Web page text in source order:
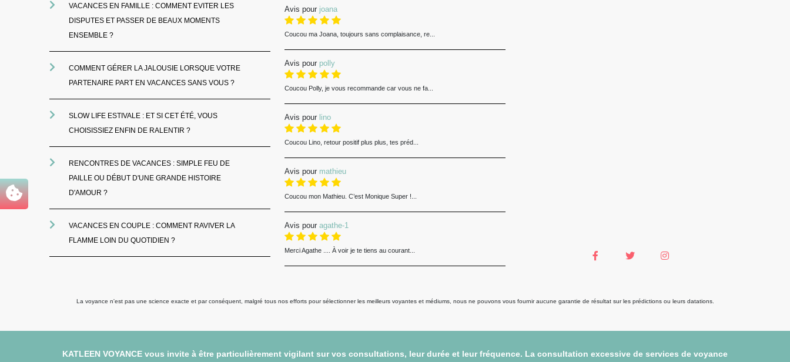
VACANCES EN FAMILLE : COMMENT EVITER LES
DISPUTES ET PASSER DE BEAUX MOMENTS
ENSEMBLE ?
COMMENT GÉRER LA JALOUSIE LORSQUE VOTRE
PARTENAIRE PART EN VACANCES SANS VOUS ?
SLOW LIFE ESTIVALE : ET SI CET ÉTÉ, VOUS
CHOISISSIEZ ENFIN DE RALENTIR ?
RENCONTRES DE VACANCES : SIMPLE FEU DE
PAILLE OU DÉBUT D'UNE GRANDE HISTOIRE
D'AMOUR ?
VACANCES EN COUPLE : COMMENT RAVIVER LA
FLAMME LOIN DU QUOTIDIEN ?
Avis pour joana
Coucou ma Joana, toujours sans complaisance, re...
Avis pour polly
Coucou Polly, je vous recommande car vous ne fa...
Avis pour lino
Coucou Lino, retour positif plus plus, tes préd...
Avis pour mathieu
Coucou mon Mathieu. C’est Monique Super !...
Avis pour agathe-1
Merci Agathe .... À voir je te tiens au courant...
La voyance n'est pas une science exacte et par conséquent, malgré tous nos efforts pour sélectionner les meilleurs voyantes et médiums, nous ne pouvons vous fournir aucune garantie de résultat sur les prédictions ou leurs datations.
KATLEEN VOYANCE vous invite à être particulièrement vigilant sur vos consultations, leur durée et leur fréquence. La consultation excessive de services de voyance